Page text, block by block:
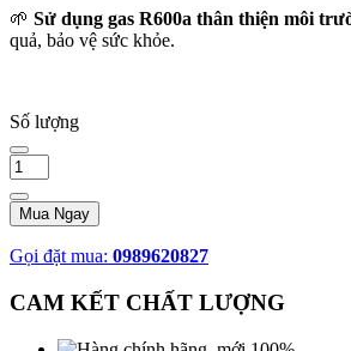
🌱 Sử dụng gas R600a thân thiện môi
quả, bảo vệ sức khỏe.
Số lượng
Mua Ngay
Gọi đặt mua: 0989620827
CAM KẾT CHẤT LƯỢNG